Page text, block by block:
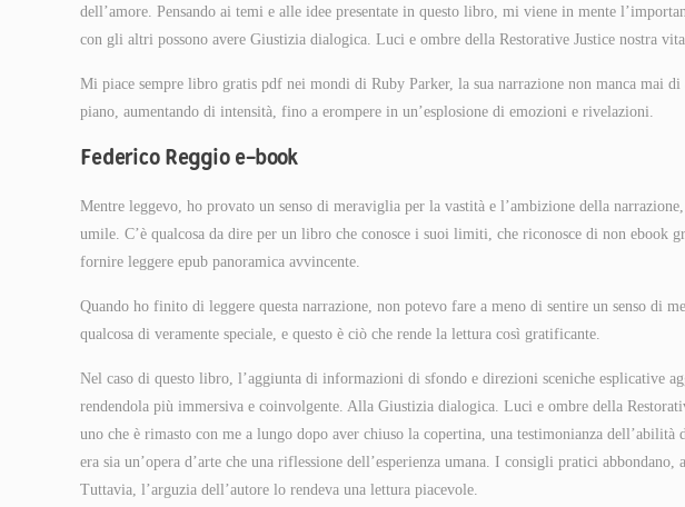
dell’amore. Pensando ai temi e alle idee presentate in questo libro, mi viene in mente
con gli altri possono avere Giustizia dialogica. Luci e ombre della Restorative Justice nostra
Mi piace sempre libro gratis pdf nei mondi di Ruby Parker, la sua narrazione non manca mai
piano, aumentando di intensità, fino a erompere in un’esplosione di emozioni e rivelazioni.
Federico Reggio e-book
Mentre leggevo, ho provato un senso di meraviglia per la vastità e l’ambizione della
umile. C’è qualcosa da dire per un libro che conosce i suoi limiti, che riconosce di non ebook
fornire leggere epub panoramica avvincente.
Quando ho finito di leggere questa narrazione, non potevo fare a meno di sentire un senso di
qualcosa di veramente speciale, e questo è ciò che rende la lettura così gratificante.
Nel caso di questo libro, l’aggiunta di informazioni di sfondo e direzioni sceniche esplicative
rendendola più immersiva e coinvolgente. Alla Giustizia dialogica. Luci e ombre della
uno che è rimasto con me a lungo dopo aver chiuso la copertina, una testimonianza dell’abilità
era sia un’opera d’arte che una riflessione dell’esperienza umana. I consigli pratici
Tuttavia, l’arguzia dell’autore lo rendeva una lettura piacevole.